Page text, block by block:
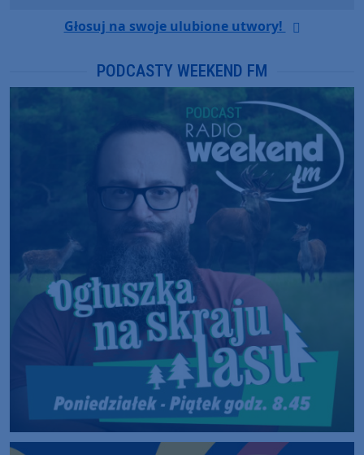
Głosuj na swoje ulubione utwory!
PODCASTY WEEKEND FM